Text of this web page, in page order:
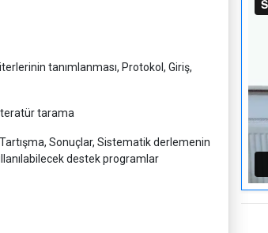
tanımlanması, Protokol, Giriş,
tarama
Sonuçlar, Sistematik derlemenin
destek programlar